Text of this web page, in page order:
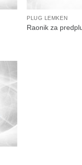
PLUG LEMKEN
Raonik za